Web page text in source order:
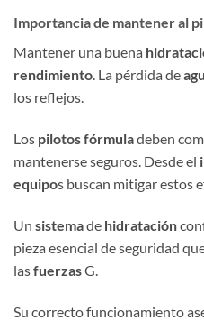
Importancia de mantener al
Mantener una buena
rendimiento. La pérdida de
los reflejos.
Los pilotos fórmuladeben
mantenerse seguros. Desde el
equipos buscan mitigar estos
Un sistemade hidratación
pieza esencial de seguridad
lasfuerzasG.
Su correcto funcionamiento